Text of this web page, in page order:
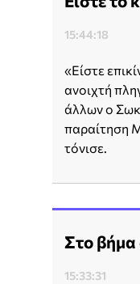
15:44:18
«Είστε
ανοιχτή
άλλων ο
παραίτηση
τόνισε.
Στο
15:33:31